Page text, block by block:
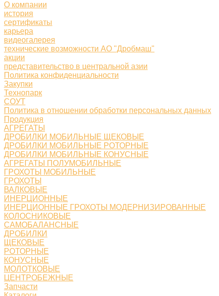
О компании
история
сертификаты
карьера
видеогалерея
технические возможности АО "Дробмаш"
акции
представительство в центральной азии
Политика конфиденциальности
Закупки
Технопарк
СОУТ
Политика в отношении обработки персональных данных
Продукция
АГРЕГАТЫ
ДРОБИЛКИ МОБИЛЬНЫЕ ЩЕКОВЫЕ
ДРОБИЛКИ МОБИЛЬНЫЕ РОТОРНЫЕ
ДРОБИЛКИ МОБИЛЬНЫЕ КОНУСНЫЕ
АГРЕГАТЫ ПОЛУМОБИЛЬНЫЕ
ГРОХОТЫ МОБИЛЬНЫЕ
ГРОХОТЫ
ВАЛКОВЫЕ
ИНЕРЦИОННЫЕ
ИНЕРЦИОННЫЕ ГРОХОТЫ МОДЕРНИЗИРОВАННЫЕ
КОЛОСНИКОВЫЕ
САМОБАЛАНСНЫЕ
ДРОБИЛКИ
ЩЕКОВЫЕ
РОТОРНЫЕ
КОНУСНЫЕ
МОЛОТКОВЫЕ
ЦЕНТРОБЕЖНЫЕ
Запчасти